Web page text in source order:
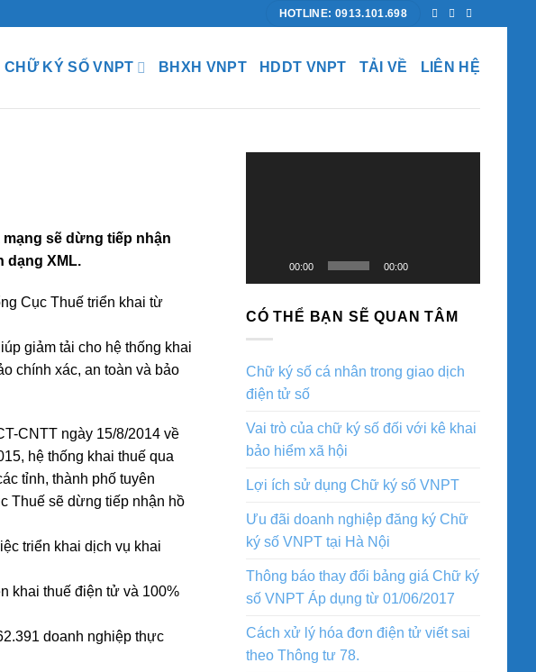
HOTLINE: 0913.101.698
CHỮ KÝ SỐ VNPT BHXH VNPT HDDT VNPT TẢI VỀ LIÊN HỆ
sẽ dừng tiếp nhận
dạng XML.
Cục Thuế triển khai từ
giảm tải cho hệ thống khai
chính xác, an toàn và bảo
CNTT ngày 15/8/2014 về
hệ thống khai thuế qua
tỉnh, thành phố tuyên
Thuế sẽ dừng tiếp nhận hồ
triển khai dịch vụ khai
khai thuế điện tử và 100%
doanh nghiệp thực
00:00 00:00
CÓ THỂ BẠN SẼ QUAN TÂM
Chữ ký số cá nhân trong giao dịch
điện tử số
Vai trò của chữ ký số đối với kê khai
bảo hiểm xã hội
Lợi ích sử dụng Chữ ký số VNPT
Ưu đãi doanh nghiệp đăng ký Chữ
ký số VNPT tại Hà Nội
Thông báo thay đổi bảng giá Chữ ký
số VNPT Áp dụng từ 01/06/2017
Cách xử lý hóa đơn điện tử viết sai
theo Thông tư 78.